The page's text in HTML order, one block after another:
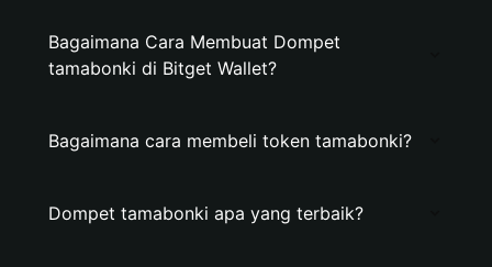
Bagaimana Cara Membuat Dompet
tamabonki di Bitget Wallet?
Bagaimana cara membeli token tamabonki?
Dompet tamabonki apa yang terbaik?